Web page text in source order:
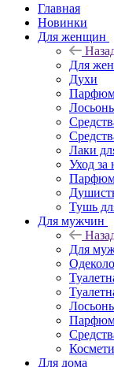
Главная
Новинки
Для женщин
Для
Духи
Лаки
Уход за
Тушь
Для мужчин
Для
Для дома